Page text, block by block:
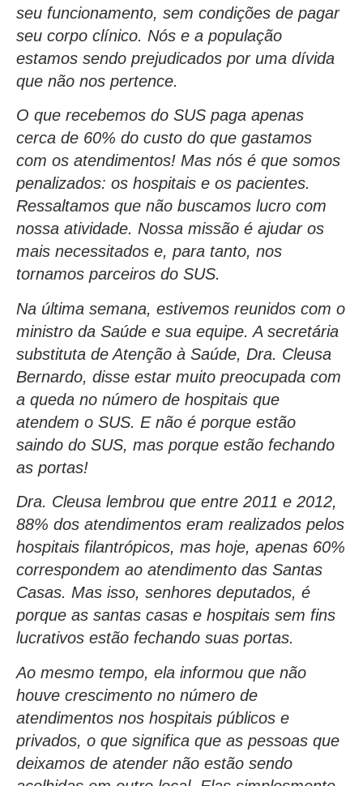
seu funcionamento, sem condições de pagar
seu corpo clínico. Nós e a população
estamos sendo prejudicados por uma dívida
que não nos pertence.
O que recebemos do SUS paga apenas
cerca de 60% do custo do que gastamos
com os atendimentos! Mas nós é que somos
penalizados: os hospitais e os pacientes.
Ressaltamos que não buscamos lucro com
nossa atividade. Nossa missão é ajudar os
mais necessitados e, para tanto, nos
tornamos parceiros do SUS.
Na última semana, estivemos reunidos com o
ministro da Saúde e sua equipe. A secretária
substituta de Atenção à Saúde, Dra. Cleusa
Bernardo, disse estar muito preocupada com
a queda no número de hospitais que
atendem o SUS. E não é porque estão
saindo do SUS, mas porque estão fechando
as portas!
Dra. Cleusa lembrou que entre 2011 e 2012,
88% dos atendimentos eram realizados pelos
hospitais filantrópicos, mas hoje, apenas 60%
correspondem ao atendimento das Santas
Casas. Mas isso, senhores deputados, é
porque as santas casas e hospitais sem fins
lucrativos estão fechando suas portas.
Ao mesmo tempo, ela informou que não
houve crescimento no número de
atendimentos nos hospitais públicos e
privados, o que significa que as pessoas que
deixamos de atender não estão sendo